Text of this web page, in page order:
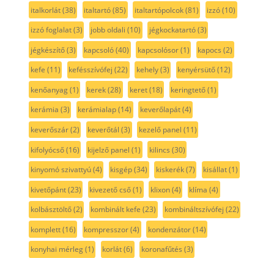
italkorlát(38) italtartó(85) italtartópolcok(81) izzó(10)
izzó foglalat(3) jobb oldali (10) jégkockatartó(3)
jégkészítő(3) kapcsoló(40) kapcsolósor(1) kapocs (2)
kefe (11) kefésszívófej (22) kehely(3) kenyérsütő(12)
kenőanyag(1) kerek(28) keret(18) keringtető(1)
kerámia (3) kerámialap(14) keverőlapát(4)
keverőszár(2) keverőtál (3) kezelő panel (11)
kifolyócső(16) kijelző panel (1) kilincs (30)
kinyomó szivattyú(4) kisgép(34) kiskerék(7) kisállat(1)
kivetőpánt(23) kivezető cső(1) klixon(4) klíma (4)
kolbásztöltő(2) kombinált kefe (23) kombináltszívófej (22)
komplett(16) kompresszor(4) kondenzátor(14)
konyhai mérleg(1) korlát(6) koronafűtés (3)